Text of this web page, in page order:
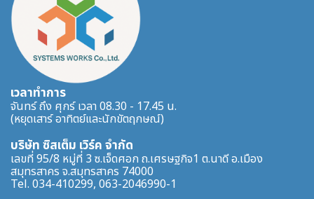
เวลาทำการ
จันทร์ ถึง ศุกร์ เวลา 08.30 - 17.45 น.
(หยุดเสาร์ อาทิตย์และนักขัตฤกษณ์)
บริษัท ซิสเต็ม เวิร์ค จำกัด
เลขที่ 95/8 หมู่ที่ 3 ซ.เจ็ดศอก ถ.เศรษฐกิจ1 ต.นาดี อ.เมือง
สมุทรสาคร จ.สมุทรสาคร 74000
Tel. 034-410299, 063-2046990-1